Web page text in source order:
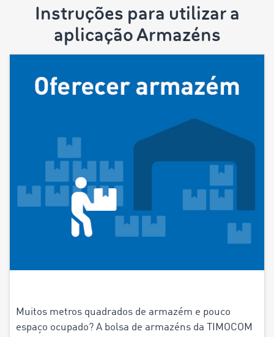
Instruções para utilizar a
aplicação Armazéns
Muitos metros quadrados de armazém e pouco
espaço ocupado? A bolsa de armazéns da TIMOCOM